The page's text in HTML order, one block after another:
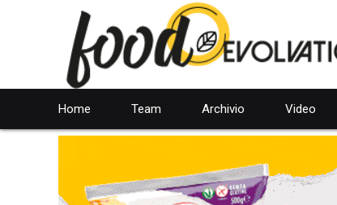
Home Team Archivio Video